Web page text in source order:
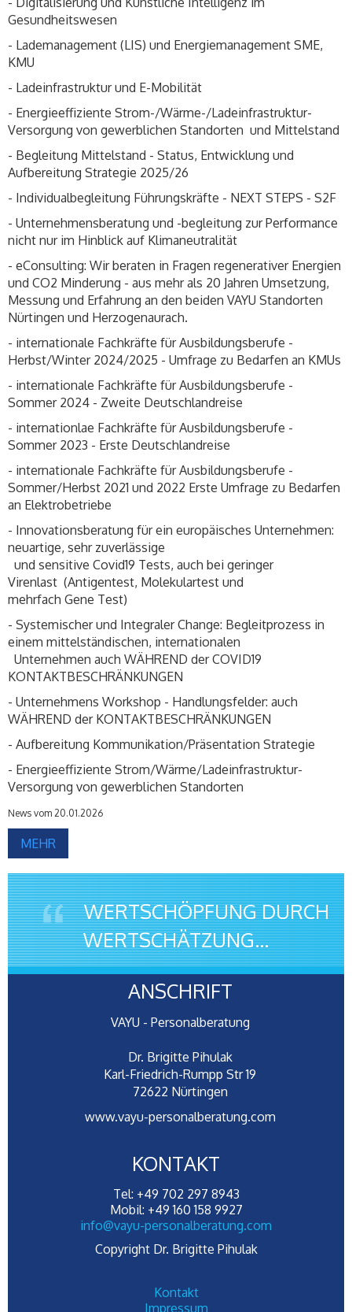
Gesundheitswesen
- Lademanagement (LIS) und Energiemanagement SME,
KMU
- Ladeinfrastruktur und E-Mobilität
- Energieeffiziente Strom-/Wärme-/Ladeinfrastruktur-
Versorgung von gewerblichen Standorten und Mittelstand
- Begleitung Mittelstand - Status, Entwicklung und
Aufbereitung Strategie 2025/26
- Individualbegleitung Führungskräfte - NEXT STEPS - S2F
- Unternehmensberatung und -begleitung zur Performance
nicht nur im Hinblick auf Klimaneutralität
- eConsulting: Wir beraten in Fragen regenerativer Energien
und CO2 Minderung - aus mehr als 20 Jahren Umsetzung,
Messung und Erfahrung an den beiden VAYU Standorten
Nürtingen und Herzogenaurach.
- internationale Fachkräfte für Ausbildungsberufe -
Herbst/Winter 2024/2025 - Umfrage zu Bedarfen an KMUs
- internationale Fachkräfte für Ausbildungsberufe -
Sommer 2024 - Zweite Deutschlandreise
- internationlae Fachkräfte für Ausbildungsberufe -
Sommer 2023 - Erste Deutschlandreise
- internationale Fachkräfte für Ausbildungsberufe -
Sommer/Herbst 2021 und 2022 Erste Umfrage zu Bedarfen
an Elektrobetriebe
- Innovationsberatung für ein europäisches Unternehmen:
neuartige, sehr zuverlässige
und sensitive Covid19 Tests, auch bei geringer
Virenlast (Antigentest, Molekulartest und
mehrfach Gene Test)
- Systemischer und Integraler Change: Begleitprozess in
einem mittelständischen, internationalen
Unternehmen auch WÄHREND der COVID19
KONTAKTBESCHRÄNKUNGEN
- Unternehmens Workshop - Handlungsfelder: auch
WÄHREND der KONTAKTBESCHRÄNKUNGEN
- Aufbereitung Kommunikation/Präsentation Strategie
- Energieeffiziente Strom/Wärme/Ladeinfrastruktur-
Versorgung von gewerblichen Standorten
News vom 20.01.2026
MEHR
WERTSCHÖPFUNG DURCH
WERTSCHÄTZUNG...
ANSCHRIFT
VAYU - Personalberatung
Dr. Brigitte Pihulak
Karl-Friedrich-Rumpp Str 19
72622 Nürtingen
www.vayu-personalberatung.com
KONTAKT
Tel: +49 702 297 8943
Mobil: +49 160 158 9927
info@vayu-personalberatung.com
Copyright Dr. Brigitte Pihulak
Kontakt
Impressum